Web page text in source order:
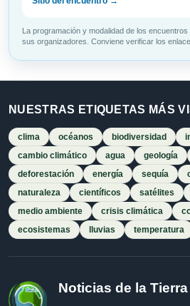
La programación y modalidad de los
sus organizadores. Conviene verificar los
NUESTRAS ETIQUETAS MÁS
clima océanos biodiversidad
cambio climático
agua geología
deforestación
energía sequía
naturaleza
científicos satélites
medio ambiente
crisis climática
ecosistemas
lluvias temperatura
Noticias de la Tierra